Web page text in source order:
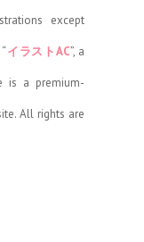
except
イラストAC”, a
is a premium-
All rights are